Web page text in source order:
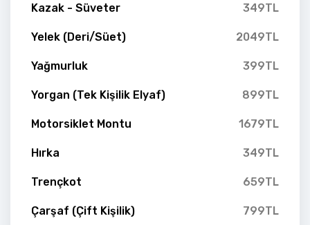
Kazak - Süveter 349TL
Yelek (Deri/Süet) 2049TL
Yağmurluk 399TL
Yorgan (Tek Kişilik Elyaf) 899TL
Motorsiklet Montu 1679TL
Hırka 349TL
Trençkot 659TL
Çarşaf (Çift Kişilik) 799TL